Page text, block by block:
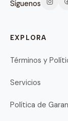
Síguenos
EXPLORA
Términos y
Servicios
Política de